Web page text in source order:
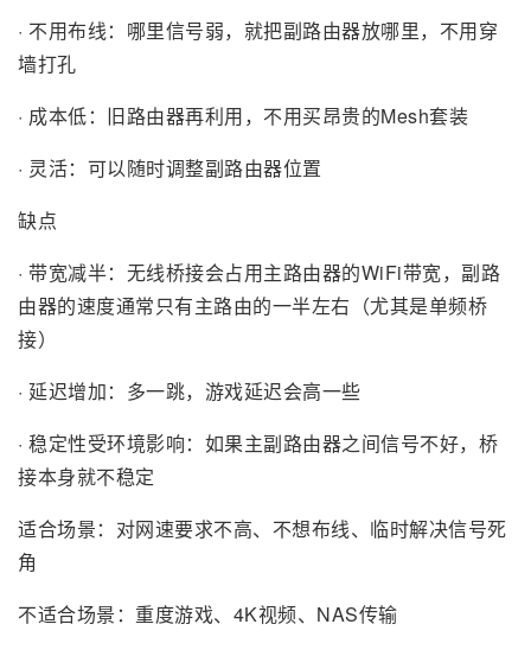
· 不用布线：哪里信号弱，就把副路由器放哪里，不用穿
墙打孔
· 成本低：旧路由器再利用，不用买昂贵的Mesh套装
· 灵活：可以随时调整副路由器位置
缺点
· 带宽减半：无线桥接会占用主路由器的WiFi带宽，副路
由器的速度通常只有主路由的一半左右（尤其是单频桥
接）
· 延迟增加：多一跳，游戏延迟会高一些
· 稳定性受环境影响：如果主副路由器之间信号不好，桥
接本身就不稳定
适合场景：对网速要求不高、不想布线、临时解决信号死
角
不适合场景：重度游戏、4K视频、NAS传输